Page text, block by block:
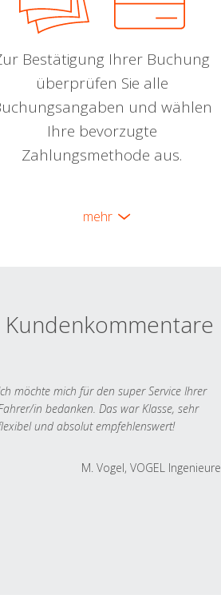
Bestätigung Ihrer Buchung
überprüfen Sie alle
und wählen
Ihre bevorzugte
Zahlungsmethode aus.
mehr
Kundenkommentare
möchte mich für den super Service Ihrer
in bedanken. Das war Klasse, sehr
und absolut empfehlenswert!
M. Vogel, VOGEL Ingenieure